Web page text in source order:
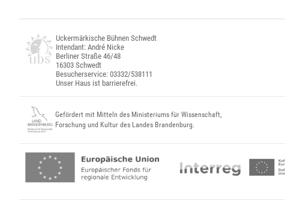
Uckermärkische Bühnen Schwedt
Intendant: André Nicke
Berliner Straße 46/48
16303 Schwedt
Besucherservice: 03332/538111
Unser Haus ist barrierefrei.
Gefördert mit Mitteln des Ministeriums für Wissenschaft,
Forschung und Kultur des Landes Brandenburg.